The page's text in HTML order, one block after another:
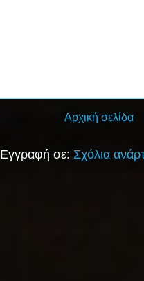
Αρχική σελίδα
Εγγραφή σε: Σχόλια